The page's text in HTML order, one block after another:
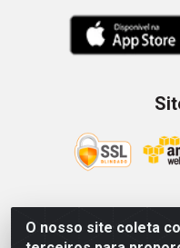
O nosso site coleta
Zein Importação e